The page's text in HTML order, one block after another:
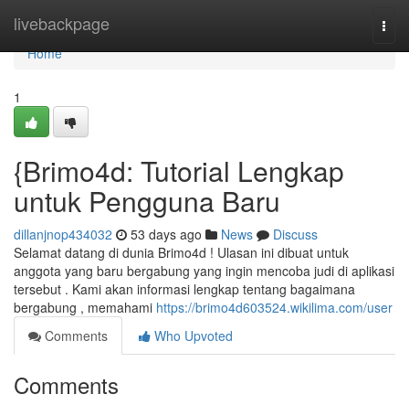
livebackpage
Home
Home
1
{Brimo4d: Tutorial Lengkap
untuk Pengguna Baru
dillanjnop434032 53 days ago News
Discuss
Selamat datang di dunia Brimo4d ! Ulasan ini dibuat untuk
anggota yang baru bergabung yang ingin mencoba judi di aplikasi
tersebut . Kami akan informasi lengkap tentang bagaimana
bergabung , memahami https://brimo4d603524.wikilima.com/user
Comments
Who Upvoted
Comments